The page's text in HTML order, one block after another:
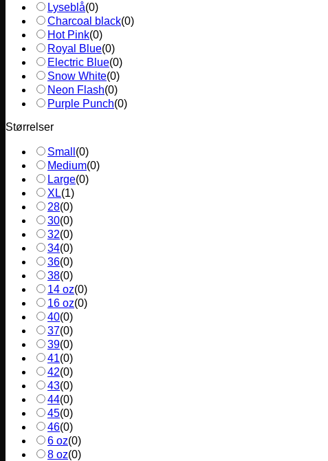
Lyseblå(0)
Charcoal black(0)
Hot Pink(0)
Royal Blue(0)
Electric Blue(0)
Snow White(0)
Neon Flash(0)
Purple Punch(0)
Størrelser
Small (0)
Medium(0)
Large(0)
XL(1)
28(0)
30(0)
32(0)
34(0)
36(0)
38(0)
14 oz(0)
16 oz(0)
40(0)
37(0)
39(0)
41(0)
42(0)
43(0)
44(0)
45(0)
46(0)
6 oz(0)
8 oz(0)